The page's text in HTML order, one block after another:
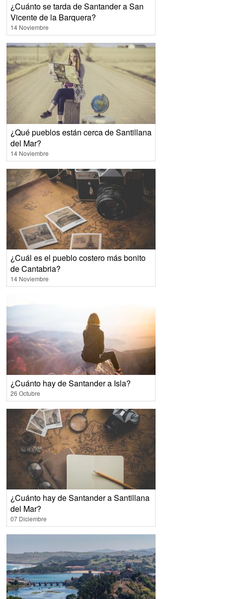
¿Cuánto se tarda de Santander a San
Vicente de la Barquera?
14 Noviembre
¿Qué pueblos están cerca de Santillana
del Mar?
14 Noviembre
¿Cuál es el pueblo costero más bonito
de Cantabria?
14 Noviembre
¿Cuánto hay de Santander a Isla?
26 Octubre
¿Cuánto hay de Santander a Santillana
del Mar?
07 Diciembre